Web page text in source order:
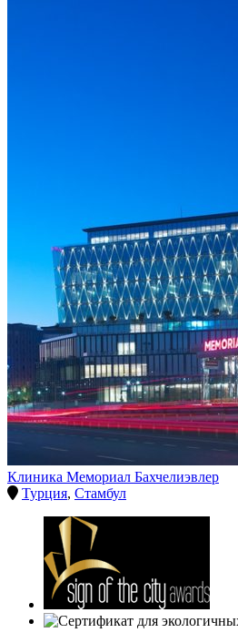
Клиника Мемориал Бахчелиэвлер
Турция, Стамбул